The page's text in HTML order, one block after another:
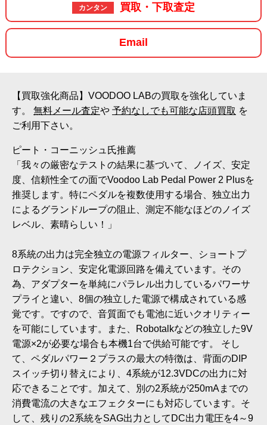
カンタン 買取・下取査定
Email
【買取強化商品】VOODOO LABの買取を強化していま
す。 無料メール査定や 予約なしでも可能な店頭買取 を
ご利用下さい。
ピート・コーニッシュ氏推薦
「我々の厳密なテストの結果に基づいて、ノイズ、安定
度、信頼性全ての面でVoodoo Lab Pedal Power 2 Plusを
推奨します。特にペダルを複数使用する場合、独立出力
によるグランドループの阻止、測定不能なほどのノイズ
レベル、素晴らしい！」
8系統の出力は完全独立の電源フィルター、ショートプ
ロテクション、安定化電源回路を備えています。その
為、アダプターを単純にパラレル出力しているパワーサ
プライと違い、8個の独立した電源で構成されている感
覚です。ですので、音質面でも電池に近いクオリティー
を可能にしています。また、Robotalkなどの独立した9V
電源×2が必要な場合も本機1台で供給可能です。 そし
て、ペダルパワー２プラスの最大の特徴は、背面のDIP
スイッチ切り替えにより、4系統が12.3VDCの出力に対
応できることです。加えて、別の2系統が250mAまでの
消費電流の大きなエフェクターにも対応しています。そ
して、残りの2系統をSAG出力としてDC出力電圧を4～9